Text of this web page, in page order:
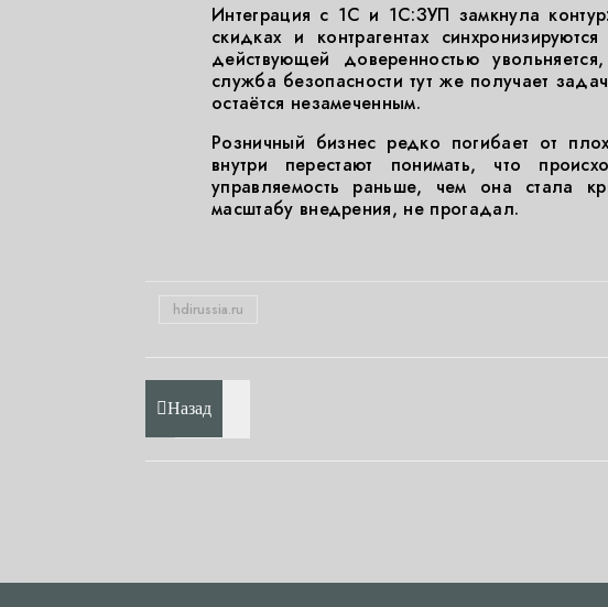
Интеграция с 1С и 1С:ЗУП замкнула
скидках и контрагентах
действующей доверенностью
служба безопасности тут же получает
остаётся незамеченным.
Розничный бизнес редко погибает от
внутри перестают понимать, что
управляемость раньше, чем она стала
масштабу внедрения, не прогадал.
hdirussia.ru
Назад